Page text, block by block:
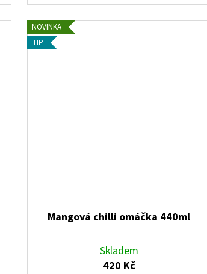
NOVINKA
TIP
Mangová chilli omáčka 440ml
Skladem
420 Kč